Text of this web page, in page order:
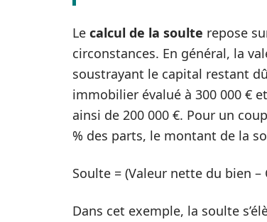
Le calcul de la soulte repose
circonstances. En général, la
soustrayant le capital restant
immobilier évalué à 300 000 €
ainsi de 200 000 €. Pour un
% des parts, le montant de la
Soulte = (Valeur nette du bien
Dans cet exemple, la soulte